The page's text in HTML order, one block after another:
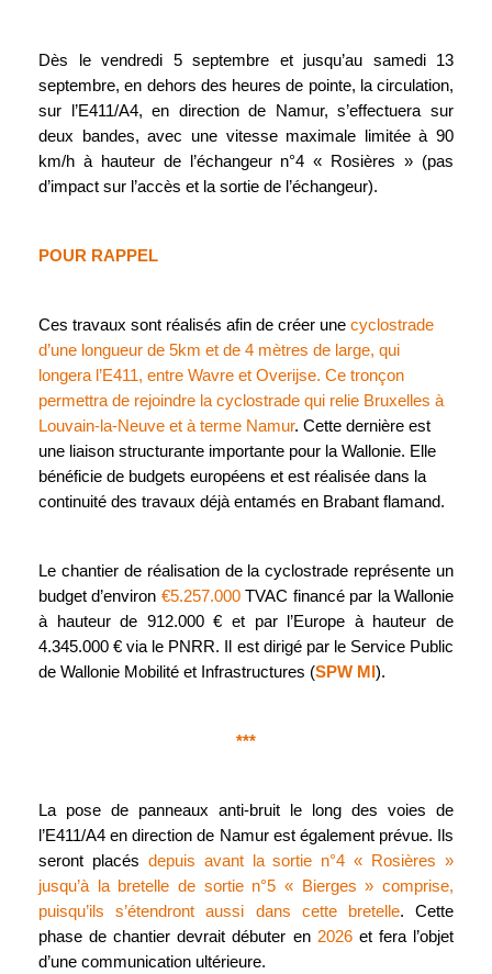
Dès le vendredi 5 septembre et jusqu’au samedi 13
septembre, en dehors des heures de pointe, la circulation,
sur l’E411/A4, en direction de Namur, s’effectuera sur
deux bandes, avec une vitesse maximale limitée à 90
km/h à hauteur de l’échangeur n°4 « Rosières » (pas
d’impact sur l’accès et la sortie de l’échangeur).
POUR RAPPEL
Ces travaux sont réalisés afin de créer une cyclostrade
d’une longueur de 5km et de 4 mètres de large, qui
longera l’E411, entre Wavre et Overijse. Ce tronçon
permettra de rejoindre la cyclostrade qui relie Bruxelles à
Louvain-la-Neuve et à terme Namur. Cette dernière est
une liaison structurante importante pour la Wallonie. Elle
bénéficie de budgets européens et est réalisée dans la
continuité des travaux déjà entamés en Brabant flamand.
Le chantier de réalisation de la cyclostrade représente un
budget d’environ €5.257.000TVAC financé par la Wallonie
à hauteur de 912.000 € et par l’Europe à hauteur de
4.345.000 € via le PNRR. Il est dirigé par le Service Public
de Wallonie Mobilité et Infrastructures (SPW MI ).
***
La pose de panneaux anti-bruit le long des voies de
l’E411/A4 en direction de Namur est également prévue. Ils
seront placés depuis avant la sortie n°4 « Rosières »
jusqu’à la bretelle de sortie n°5 « Bierges » comprise,
puisqu’ils s’étendront aussi dans cette bretelle. Cette
phase de chantier devrait débuter en 2026et fera l’objet
d’une communication ultérieure.